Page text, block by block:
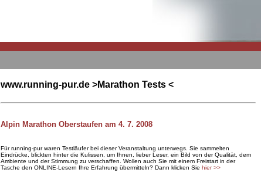
www.running-pur.de >Marathon Tests <
Alpin Marathon Oberstaufen am 4. 7. 2008
Für running-pur waren Testläufer bei dieser Veranstaltung unterwegs. Sie sammelten
Eindrücke, blickten hinter die Kulissen, um Ihnen, lieber Leser, ein Bild von der Qualität, dem
Ambiente und der Stimmung zu verschaffen. Wollen auch Sie mit einem Freistart in der
Tasche den ONLINE-Lesern Ihre Erfahrung übermitteln? Dann klicken Sie hier>>